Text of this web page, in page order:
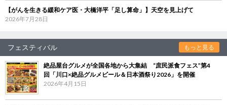
【がんを生きる緩和ケア医・大橋洋平「足し算命」】天空を見上げて
2026年7月28日
フェスティバル もっと見る
絶品屋台グルメが全国各地から大集結 “庶民派食フェス”第4
回「川口×絶品グルメビール＆日本酒祭り2026」を開催
2026年4月15日